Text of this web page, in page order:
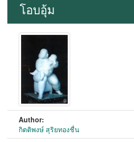
โอบอุ้ม
Author:
กิตติพงษ์ สุริยทองชื่น